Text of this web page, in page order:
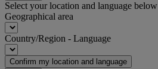
Select your location and language below
Geographical area
Country/Region - Language
Confirm my location and language